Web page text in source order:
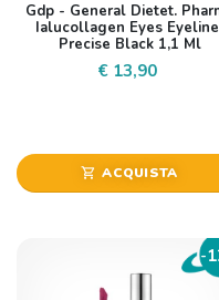
Gdp - General Dietet.
Ialucollagen Eyes
Precise Black 1,1 Ml
€ 13,90
shopping_cart ACQUISTA
-